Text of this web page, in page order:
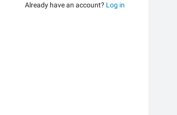
Already have an account? Log in